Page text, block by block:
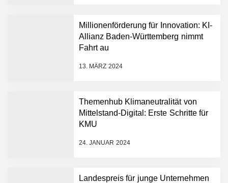
Millionenförderung für Innovation: KI-
Allianz Baden-Württemberg nimmt
Fahrt au
13. MÄRZ 2024
Themenhub Klimaneutralität von
Mittelstand-Digital: Erste Schritte für
KMU
24. JANUAR 2024
Landespreis für junge Unternehmen
Plattform zu beschleunigen
NEURA Robotics und
Amazon Web Services
starten strategische
AI breit auszurollen
Humanoider Roboter bringt
Hightech ins Stadion
Simulationsdienstleistung in
FiniteNow ermöglicht
Entwicklungsprozesse